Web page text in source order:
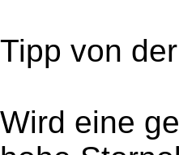
Tipp von
Wird eine